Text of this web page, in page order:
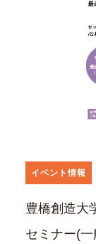
イベント情報
豊橋創造大
セミナー(